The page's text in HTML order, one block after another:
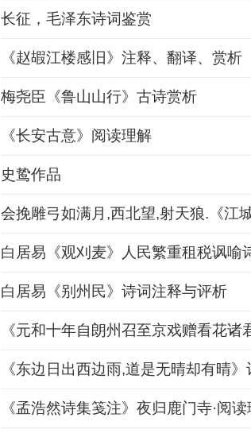
长征，毛泽东诗词鉴赏
《赵嘏江楼感旧》注释、翻译、赏析
梅尧臣《鲁山山行》古诗赏析
《长安古意》阅读理解
史鸷作品
会挽雕弓如满月,西北望,射天狼.《江
白居易《观刈麦》人民繁重租税讽喻
白居易《别州民》诗词注释与评析
《元和十年自朗州召至京戏赠看花
《东边日出西边雨,道是无晴却有晴
《孟浩然诗集笺注》夜归鹿门寺·阅